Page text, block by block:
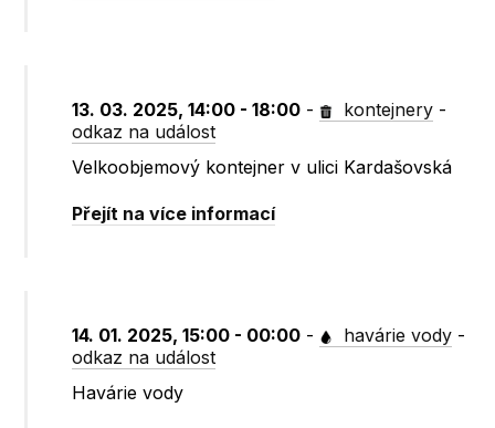
13. 03. 2025, 14:00 - 18:00 - kontejnery -
odkaz na událost
Velkoobjemový kontejner v ulici Kardašovská
Přejít na více informací
14. 01. 2025, 15:00 - 00:00 - havárie vody -
odkaz na událost
Havárie vody